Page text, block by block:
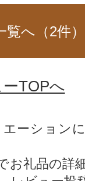
覧へ（2件）
TOPへ
ーション
お礼品の詳